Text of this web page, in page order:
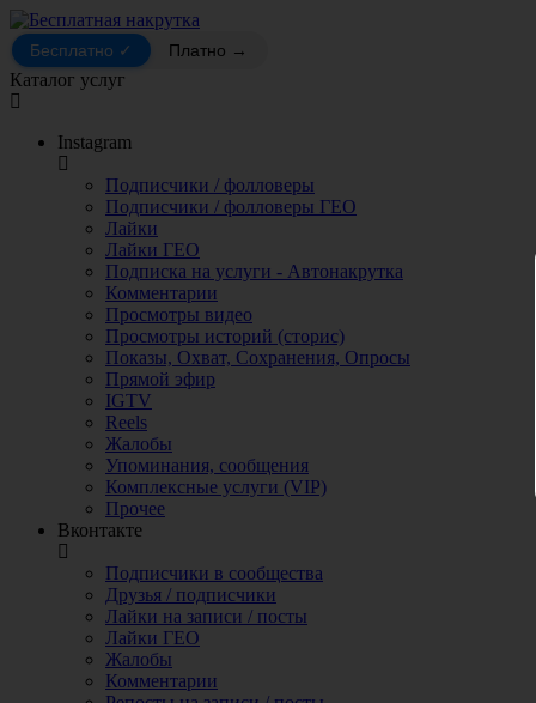
Бесплатно ✓ Платно →
Каталог услуг
Instagram
Подписчики / фолловеры
Подписчики / фолловеры ГЕО
Лайки
Лайки ГЕО
Подписка на услуги - Автонакрутка
Комментарии
Просмотры видео
Просмотры историй (сторис)
Показы, Охват, Сохранения, Опросы
Прямой эфир
IGTV
Reels
Жалобы
Упоминания, сообщения
Комплексные услуги (VIP)
Прочее
Вконтакте
Подписчики в сообщества
Друзья / подписчики
Лайки на записи / посты
Лайки ГЕО
Жалобы
Комментарии